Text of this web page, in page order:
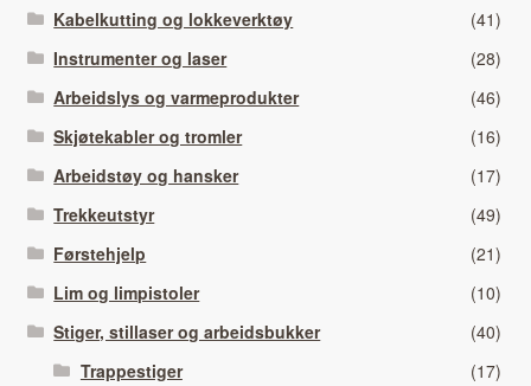
Kabelkutting og lokkeverktøy
(41)
Instrumenter og laser
(28)
Arbeidslys og varmeprodukter
(46)
Skjøtekabler og tromler
(16)
Arbeidstøy og hansker
(17)
Trekkeutstyr
(49)
Førstehjelp
(21)
Lim og limpistoler
(10)
Stiger, stillaser og arbeidsbukker
(40)
Trappestiger
(17)